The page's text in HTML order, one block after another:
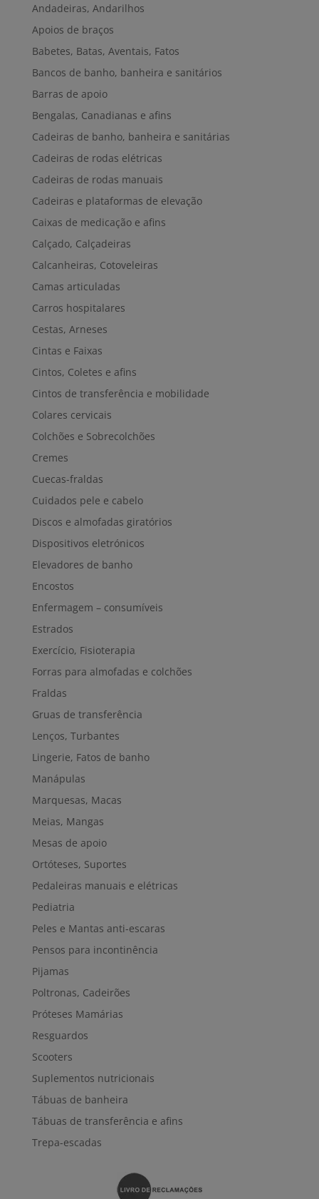
Andadeiras, Andarilhos
Apoios de braços
Babetes, Batas, Aventais, Fatos
Bancos de banho, banheira e sanitários
Barras de apoio
Bengalas, Canadianas e afins
Cadeiras de banho, banheira e sanitárias
Cadeiras de rodas elétricas
Cadeiras de rodas manuais
Cadeiras e plataformas de elevação
Caixas de medicação e afins
Calçado, Calçadeiras
Calcanheiras, Cotoveleiras
Camas articuladas
Carros hospitalares
Cestas, Arneses
Cintas e Faixas
Cintos, Coletes e afins
Cintos de transferência e mobilidade
Colares cervicais
Colchões e Sobrecolchões
Cremes
Cuecas-fraldas
Cuidados pele e cabelo
Discos e almofadas giratórios
Dispositivos eletrónicos
Elevadores de banho
Encostos
Enfermagem – consumíveis
Estrados
Exercício, Fisioterapia
Forras para almofadas e colchões
Fraldas
Gruas de transferência
Lenços, Turbantes
Lingerie, Fatos de banho
Manápulas
Marquesas, Macas
Meias, Mangas
Mesas de apoio
Ortóteses, Suportes
Pedaleiras manuais e elétricas
Pediatria
Peles e Mantas anti-escaras
Pensos para incontinência
Pijamas
Poltronas, Cadeirões
Próteses Mamárias
Resguardos
Scooters
Suplementos nutricionais
Tábuas de banheira
Tábuas de transferência e afins
Trepa-escadas